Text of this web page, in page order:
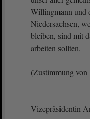
Willingmann und
Niedersachsen,
bleiben, sind mit
arbeiten sollten.
(Zustimmung
Vizepräsidentin